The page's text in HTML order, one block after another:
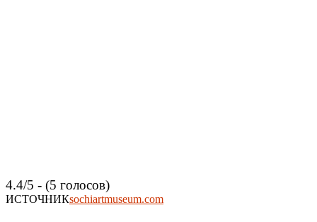
4.4/5 - (5 голосов)
ИСТОЧНИКsochiartmuseum.com